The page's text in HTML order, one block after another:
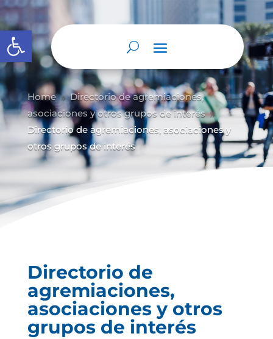
Abrir barra de herramientas
Home 9 Directorio de agremiaciones,
asociaciones y otros grupos de interés 9
Directorio de agremiaciones, asociaciones y
otros grupos de interés
Directorio de
agremiaciones,
asociaciones y otros
grupos de interés